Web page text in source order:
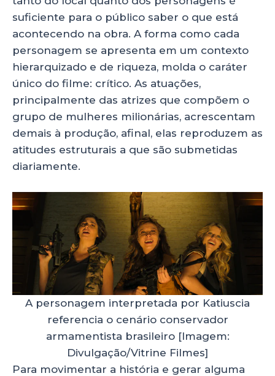
suficiente para o público saber o que está
acontecendo na obra. A forma como cada
personagem se apresenta em um contexto
hierarquizado e de riqueza, molda o caráter
único do filme: crítico. As atuações,
principalmente das atrizes que compõem o
grupo de mulheres milionárias, acrescentam
demais à produção, afinal, elas reproduzem as
atitudes estruturais a que são submetidas
diariamente.
A personagem interpretada por Katiuscia
referencia o cenário conservador
armamentista brasileiro [Imagem:
Divulgação/Vitrine Filmes]
Para movimentar a história e gerar alguma